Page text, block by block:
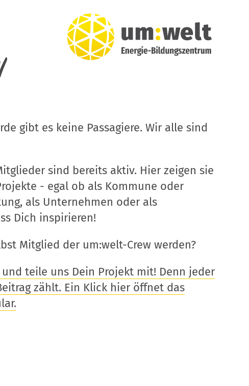
gibt es keine Passagiere. Wir alle sind
sind bereits aktiv. Hier zeigen sie
- egal ob als Kommune oder
als Unternehmen oder als
Dich inspirieren!
Mitglied der um:welt-Crew werden?
und teile uns Dein Projekt mit! Denn jeder
zählt. Ein Klick hier öffnet das